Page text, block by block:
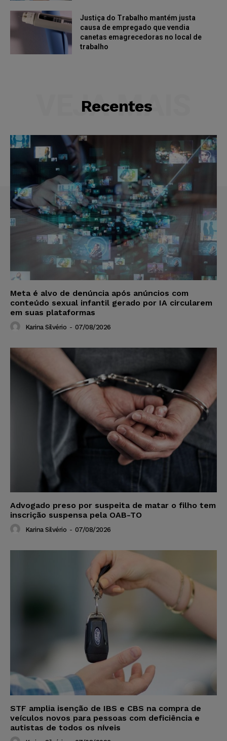
Justiça do Trabalho mantém justa
causa de empregado que vendia
canetas emagrecedoras no local de
trabalho
Recentes
VEJA MAIS
Meta é alvo de denúncia após anúncios com
conteúdo sexual infantil gerado por IA circularem
em suas plataformas
Karina Silvério - 07/08/2026
Advogado preso por suspeita de matar o filho tem
inscrição suspensa pela OAB-TO
Karina Silvério - 07/08/2026
STF amplia isenção de IBS e CBS na compra de
veículos novos para pessoas com deficiência e
autistas de todos os níveis